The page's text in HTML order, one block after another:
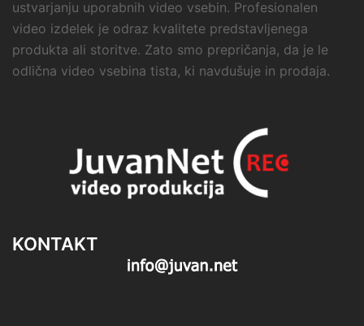
ustvarjanju uporabnih video vsebin. Profesionalen
video izdelek je odraz kvalitete predstavljenega
produkta ali storitve. Zato smo prepričanja, da je le
odlična video vsebina tista, ki navdušuje in prodaja.
KONTAKT